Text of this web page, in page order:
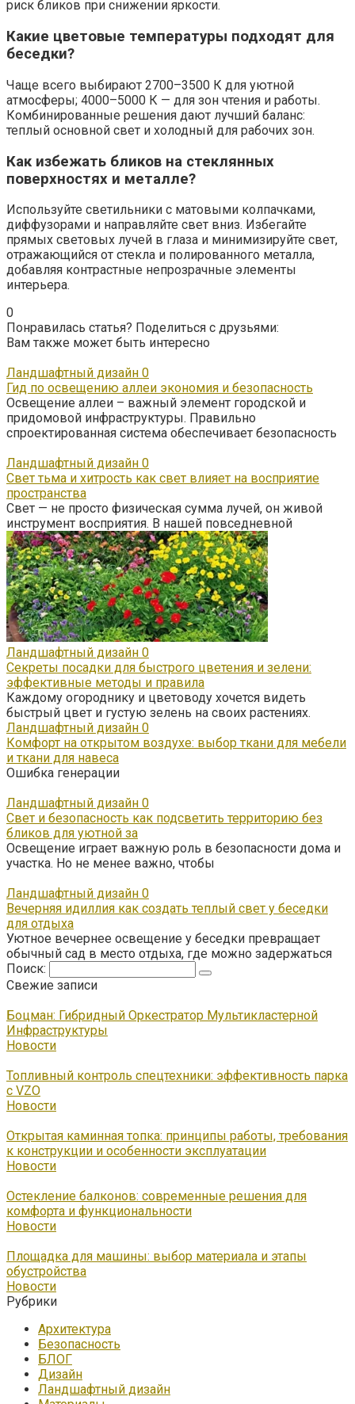
риск бликов при снижении яркости.
Какие цветовые температуры подходят для
беседки?
Чаще всего выбирают 2700–3500 К для уютной
атмосферы; 4000–5000 К — для зон чтения и работы.
Комбинированные решения дают лучший баланс:
теплый основной свет и холодный для рабочих зон.
Как избежать бликов на стеклянных
поверхностях и металле?
Используйте светильники с матовыми колпачками,
диффузорами и направляйте свет вниз. Избегайте
прямых световых лучей в глаза и минимизируйте свет,
отражающийся от стекла и полированного металла,
добавляя контрастные непрозрачные элементы
интерьера.
0
Понравилась статья? Поделиться с друзьями:
Вам также может быть интересно
Ландшафтный дизайн 0
Гид по освещению аллеи экономия и безопасность
Освещение аллеи – важный элемент городской и
придомовой инфраструктуры. Правильно
спроектированная система обеспечивает безопасность
Ландшафтный дизайн 0
Свет тьма и хитрость как свет влияет на восприятие
пространства
Свет — не просто физическая сумма лучей, он живой
инструмент восприятия. В нашей повседневной
Ландшафтный дизайн 0
Секреты посадки для быстрого цветения и зелени:
эффективные методы и правила
Каждому огороднику и цветоводу хочется видеть
быстрый цвет и густую зелень на своих растениях.
Ландшафтный дизайн 0
Комфорт на открытом воздухе: выбор ткани для мебели
и ткани для навеса
Ошибка генерации
Ландшафтный дизайн 0
Свет и безопасность как подсветить территорию без
бликов для уютной за
Освещение играет важную роль в безопасности дома и
участка. Но не менее важно, чтобы
Ландшафтный дизайн 0
Вечерняя идиллия как создать теплый свет у беседки
для отдыха
Уютное вечернее освещение у беседки превращает
обычный сад в место отдыха, где можно задержаться
Поиск:
Свежие записи
Боцман: Гибридный Оркестратор Мультикластерной
Инфраструктуры
Новости
Топливный контроль спецтехники: эффективность парка
с VZO
Новости
Открытая каминная топка: принципы работы, требования
к конструкции и особенности эксплуатации
Новости
Остекление балконов: современные решения для
комфорта и функциональности
Новости
Площадка для машины: выбор материала и этапы
обустройства
Новости
Рубрики
Архитектура
Безопасность
БЛОГ
Дизайн
Ландшафтный дизайн